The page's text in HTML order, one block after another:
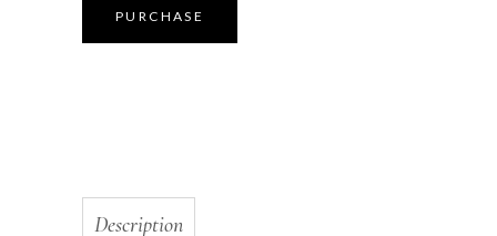
&
élan
intérieur
PURCHASE
Description